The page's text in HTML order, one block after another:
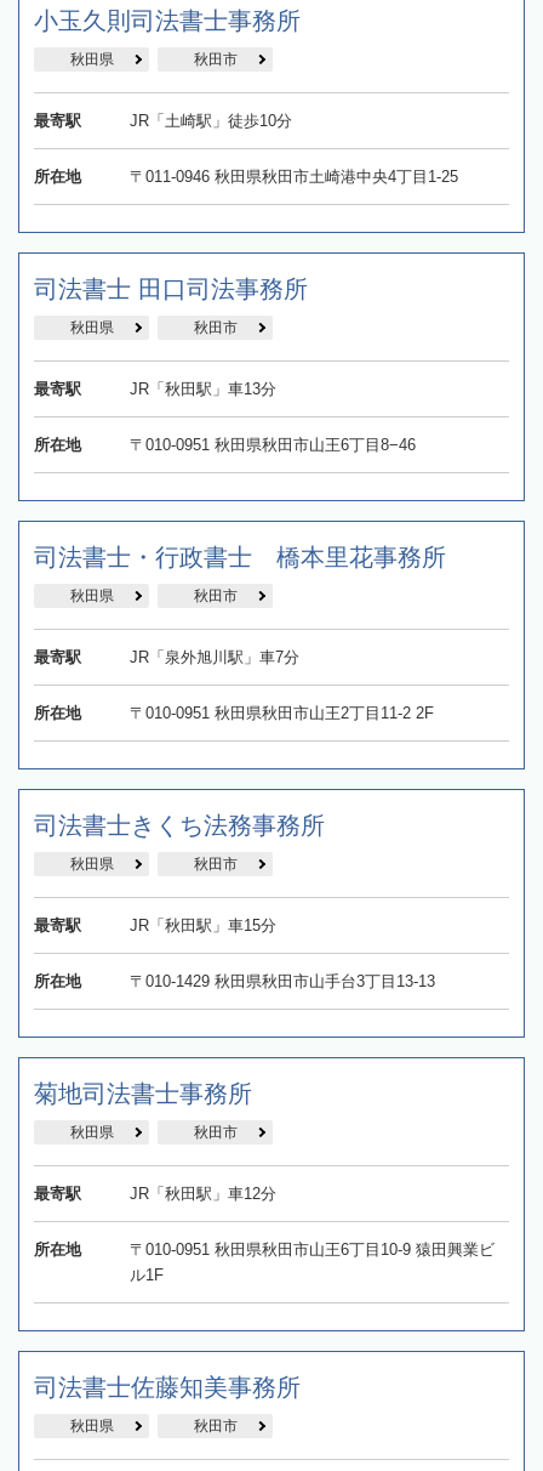
小玉久則司法書士事務所
秋田県 秋田市
最寄駅 JR「土崎駅」徒歩10分
所在地 〒011-0946 秋田県秋田市土崎港中央4丁目1-25
司法書士 田口司法事務所
秋田県 秋田市
最寄駅 JR「秋田駅」車13分
所在地 〒010-0951 秋田県秋田市山王6丁目8−46
司法書士・行政書士 橋本里花事務所
秋田県 秋田市
最寄駅 JR「泉外旭川駅」車7分
所在地 〒010-0951 秋田県秋田市山王2丁目11-2 2F
司法書士きくち法務事務所
秋田県 秋田市
最寄駅 JR「秋田駅」車15分
所在地 〒010-1429 秋田県秋田市山手台3丁目13-13
菊地司法書士事務所
秋田県 秋田市
最寄駅 JR「秋田駅」車12分
所在地
〒010-0951 秋田県秋田市山王6丁目10-9 猿田興業ビ
ル1F
司法書士佐藤知美事務所
秋田県 秋田市